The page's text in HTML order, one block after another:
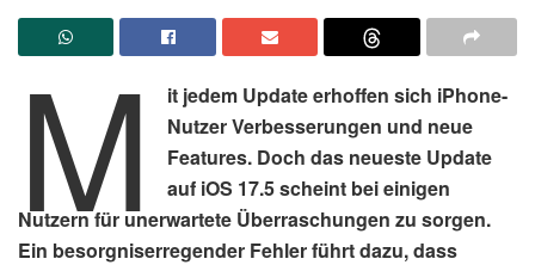
M
it jedem Update erhoffen sich iPhone-
Nutzer Verbesserungen und neue
Features. Doch das neueste Update
auf iOS 17.5 scheint bei einigen
Nutzern für unerwartete Überraschungen zu sorgen.
Ein besorgniserregender Fehler führt dazu, dass